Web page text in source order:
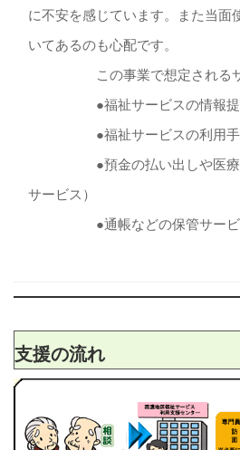
に不安を感じています。また当面
いてあるのも心配です。
この事業で想定されるサ
●福祉サービスの情報提
●福祉サービスの利用手
●預金の払い出しや医療費
サービス）
●通帳などの保管サービ
支援の流れ